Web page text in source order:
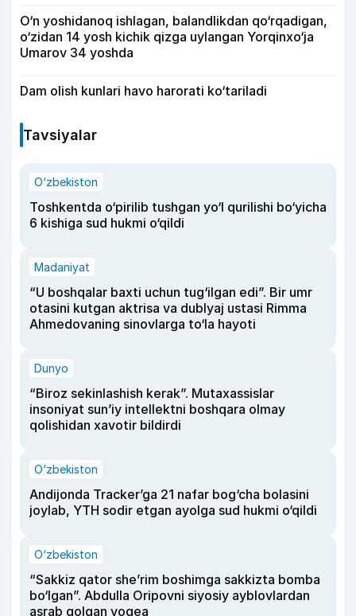
O‘n yoshidanoq ishlagan, balandlikdan qo‘rqadigan,
o‘zidan 14 yosh kichik qizga uylangan Yorqinxo‘ja
Umarov 34 yoshda
Dam olish kunlari havo harorati ko‘tariladi
Tavsiyalar
O‘zbekiston
Toshkentda o‘pirilib tushgan yo‘l qurilishi bo‘yicha
6 kishiga sud hukmi o‘qildi
Madaniyat
“U boshqalar baxti uchun tug‘ilgan edi”. Bir umr
otasini kutgan aktrisa va dublyaj ustasi Rimma
Ahmedovaning sinovlarga to‘la hayoti
Dunyo
“Biroz sekinlashish kerak”. Mutaxassislar
insoniyat sun’iy intellektni boshqara olmay
qolishidan xavotir bildirdi
O‘zbekiston
Andijonda Tracker’ga 21 nafar bog‘cha bolasini
joylab, YTH sodir etgan ayolga sud hukmi o‘qildi
O‘zbekiston
“Sakkiz qator she’rim boshimga sakkizta bomba
bo‘lgan”. Abdulla Oripovni siyosiy ayblovlardan
asrab qolgan voqea